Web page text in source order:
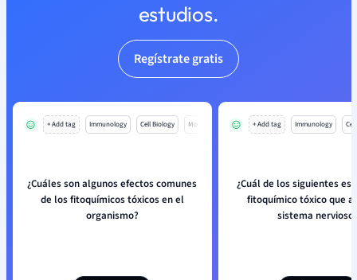
estudios.
Regístrate gratis
+ Add tag Immunology Cell Biology Mo
¿Cuáles son algunos efectos comunes
de los fitoquímicos tóxicos en el
organismo?
+ Add tag Immunology
¿Cuál de los siguientes es
fitoquímico tóxico que
sistema